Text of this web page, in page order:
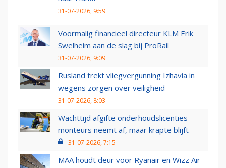
31-07-2026, 9:59
Voormalig financieel directeur KLM Erik
Swelheim aan de slag bij ProRail
31-07-2026, 9:09
Rusland trekt vliegvergunning Izhavia in
wegens zorgen over veiligheid
31-07-2026, 8:03
Wachttijd afgifte onderhoudslicenties
monteurs neemt af, maar krapte blijft
31-07-2026, 7:15
MAA houdt deur voor Ryanair en Wizz Air